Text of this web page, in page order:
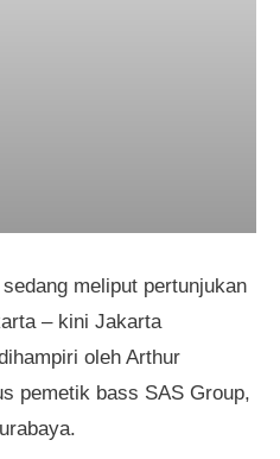
meliput pertunjukan
– kini Jakarta
oleh Arthur
pemetik bass SAS Group,